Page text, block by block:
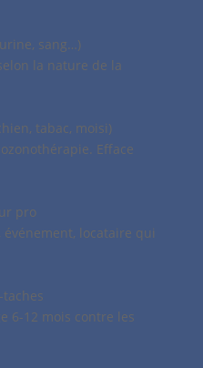
sang…)
la nature de la
tabac, moisi)
Efface
pro
événement, locataire qui
6-12 mois contre les